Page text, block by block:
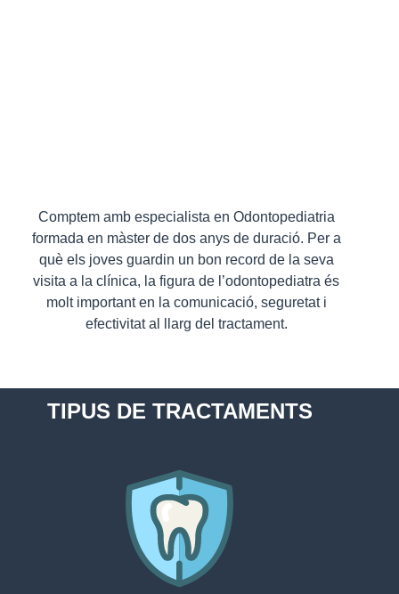
Comptem amb especialista en Odontopediatria
formada en màster de dos anys de duració. Per a
què els joves guardin un bon record de la seva
visita a la clínica, la figura de l’odontopediatra és
molt important en la comunicació, seguretat i
efectivitat al llarg del tractament.
TIPUS DE TRACTAMENTS